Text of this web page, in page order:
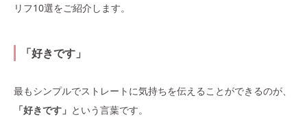
リフ10選をご紹介します。
「好きです」
最もシンプルでストレートに気持ちを伝えることができるのが、
「好きです」 という言葉です。